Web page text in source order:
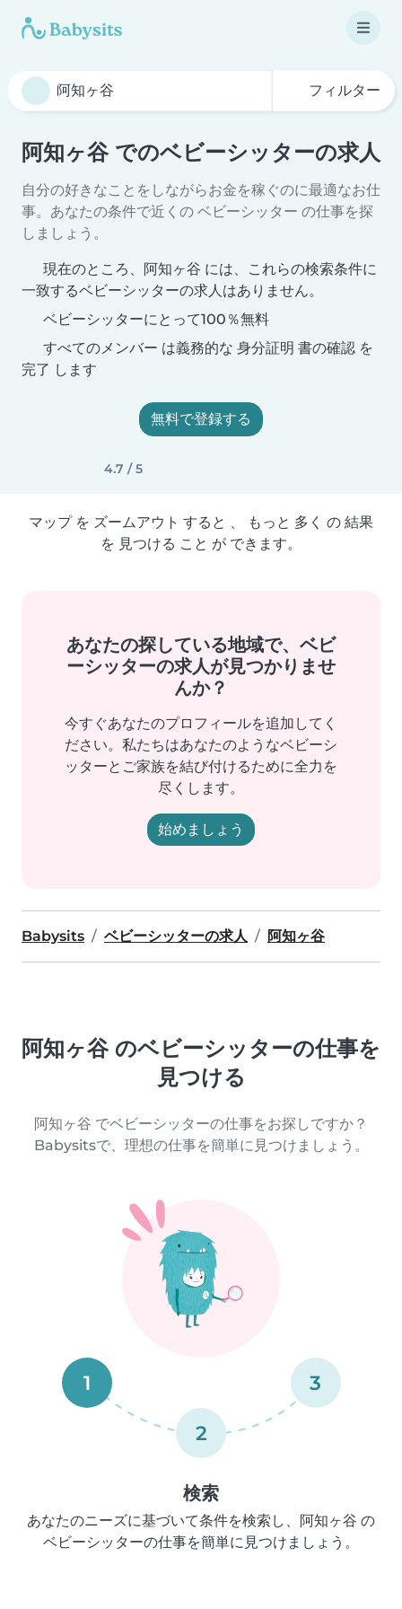
フィルター
阿知ヶ谷 でのベビーシッターの求人
自分の好きなことをしながらお金を稼ぐのに最適なお仕
事。あなたの条件で近くの ベビーシッター の仕事を探
しましょう。
現在のところ、阿知ヶ谷 には、これらの検索条件に
一致するベビーシッターの求人はありません。
ベビーシッターにとって100％無料
すべてのメンバー は義務的な 身分証明 書の確認 を
完了 します
無料で登録する
4.7 / 5
マップ を ズームアウト すると 、 もっと 多く の 結果
を 見つける こと が できます。
あなたの探している地域で、ベビ
ーシッターの求人が見つかりませ
んか？
今すぐあなたのプロフィールを追加してく
ださい。私たちはあなたのようなベビーシ
ッターとご家族を結び付けるために全力を
尽くします。
始めましょう
Babysits ベビーシッターの求人 阿知ヶ谷
阿知ヶ谷 のベビーシッターの仕事を
見つける
阿知ヶ谷 でベビーシッターの仕事をお探しですか？
Babysitsで、理想の仕事を簡単に見つけましょう。
1
2
3
検索
あなたのニーズに基づいて条件を検索し、阿知ヶ谷 の
ベビーシッターの仕事を簡単に見つけましょう。